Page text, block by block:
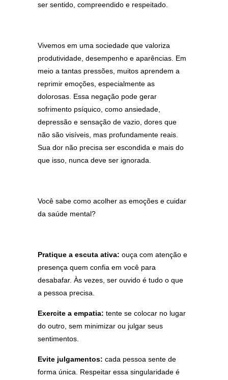
ser sentido, compreendido e respeitado.
Vivemos em uma sociedade que valoriza
produtividade, desempenho e aparências. Em
meio a tantas pressões, muitos aprendem a
reprimir emoções, especialmente as
dolorosas. Essa negação pode gerar
sofrimento psíquico, como ansiedade,
depressão e sensação de vazio, dores que
não são visíveis, mas profundamente reais.
Sua dor não precisa ser escondida e mais do
que isso, nunca deve ser ignorada.
Você sabe como acolher as emoções e cuidar
da saúde mental?
Pratique a escuta ativa: ouça com atenção e
presença quem confia em você para
desabafar. Às vezes, ser ouvido é tudo o que
a pessoa precisa.
Exercite a empatia: tente se colocar no lugar
do outro, sem minimizar ou julgar seus
sentimentos.
Evite julgamentos: cada pessoa sente de
forma única. Respeitar essa singularidade é